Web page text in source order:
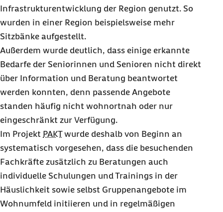
Infrastrukturentwicklung der Region genutzt. So
wurden in einer Region beispielsweise mehr
Sitzbänke aufgestellt.
Außerdem wurde deutlich, dass einige erkannte
Bedarfe der Seniorinnen und Senioren nicht direkt
über Information und Beratung beantwortet
werden konnten, denn passende Angebote
standen häufig nicht wohnortnah oder nur
eingeschränkt zur Verfügung.
Im Projekt PAKTwurde deshalb von Beginn an
systematisch vorgesehen, dass die besuchenden
Fachkräfte zusätzlich zu Beratungen auch
individuelle Schulungen und Trainings in der
Häuslichkeit sowie selbst Gruppenangebote im
Wohnumfeld initiieren und in regelmäßigen